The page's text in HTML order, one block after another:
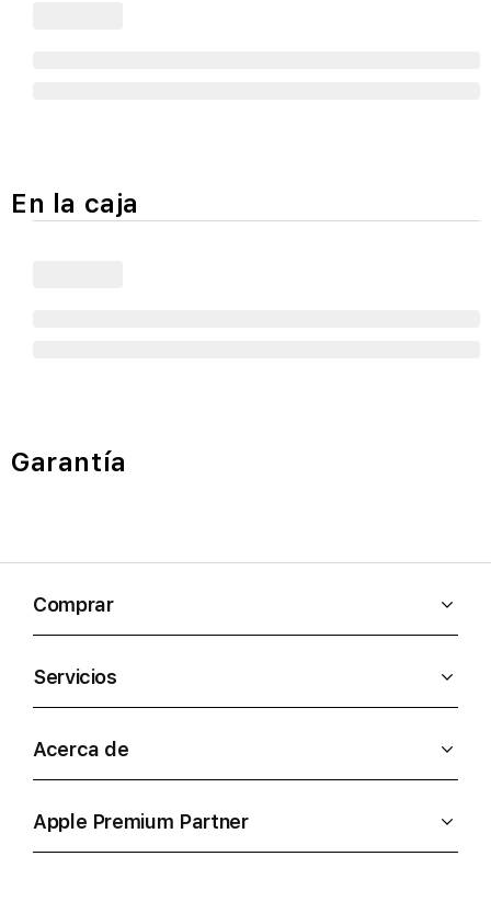
En la caja
Garantía
Comprar
Servicios
Acerca de
Apple Premium Partner